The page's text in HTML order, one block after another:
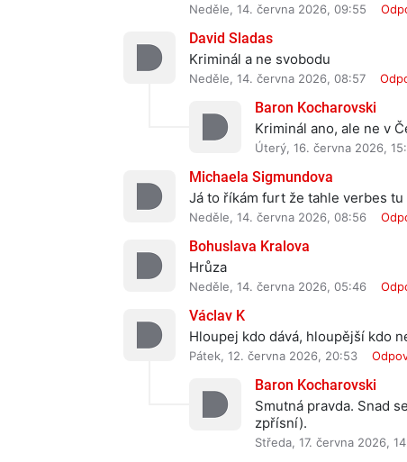
Neděle, 14. června 2026, 09:55
David Sladas
Kriminál a ne svobodu
Neděle, 14. června 2026, 08:57
Baron Kocharovski
Kriminál ano, ale ne v
Úterý, 16. června 2026,
Michaela Sigmundova
Já to říkám furt že tahle verbes
Neděle, 14. června 2026, 08:56
Bohuslava Kralova
Hrůza
Neděle, 14. června 2026, 05:46
Václav K
Hloupej kdo dává, hloupější kdo
Pátek, 12. června 2026, 20:53
Baron Kocharovski
Smutná pravda. Snad
zpřísní).
Středa, 17. června 2026,